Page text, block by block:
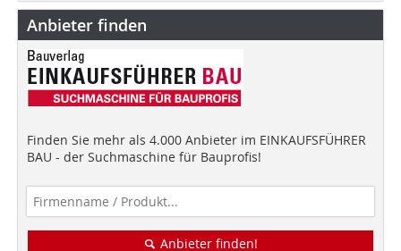
Anbieter finden
Finden Sie mehr als 4.000 Anbieter im EINKAUFSFÜHRER
BAU - der Suchmaschine für Bauprofis!
Anbieter finden!